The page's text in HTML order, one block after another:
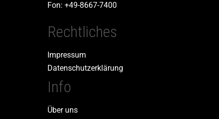
Fon: +49-8667-7400
Rechtliches
Impressum
Datenschutzerklärung
Info
Über uns